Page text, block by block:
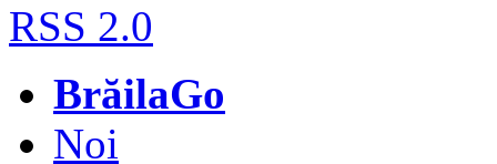
RSS 2.0
BrăilaGo
Noi